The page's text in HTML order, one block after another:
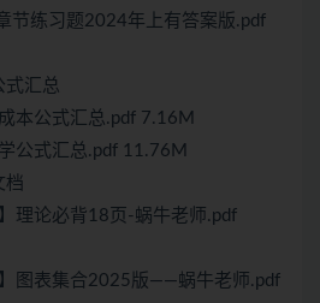
节练习题2024年上有答案版.pdf
式汇总
本公式汇总.pdf 7.16M
公式汇总.pdf 11.76M
档
理论必背18页-蜗牛老师.pdf
图表集合2025版——蜗牛老师.pdf